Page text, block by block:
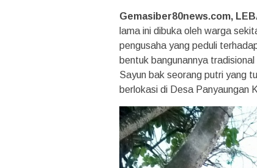
Gemasiber80news.com,
lama ini dibuka oleh warga
pengusaha yang peduli
bentuk bangunannya
Sayun bak seorang putri yang
berlokasi di Desa Panyaungan